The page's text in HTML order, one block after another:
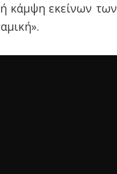
κάμψη εκείνων